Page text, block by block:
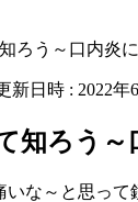
ろう～口内炎
新日時 : 2022年
知ろう
な～と思っ